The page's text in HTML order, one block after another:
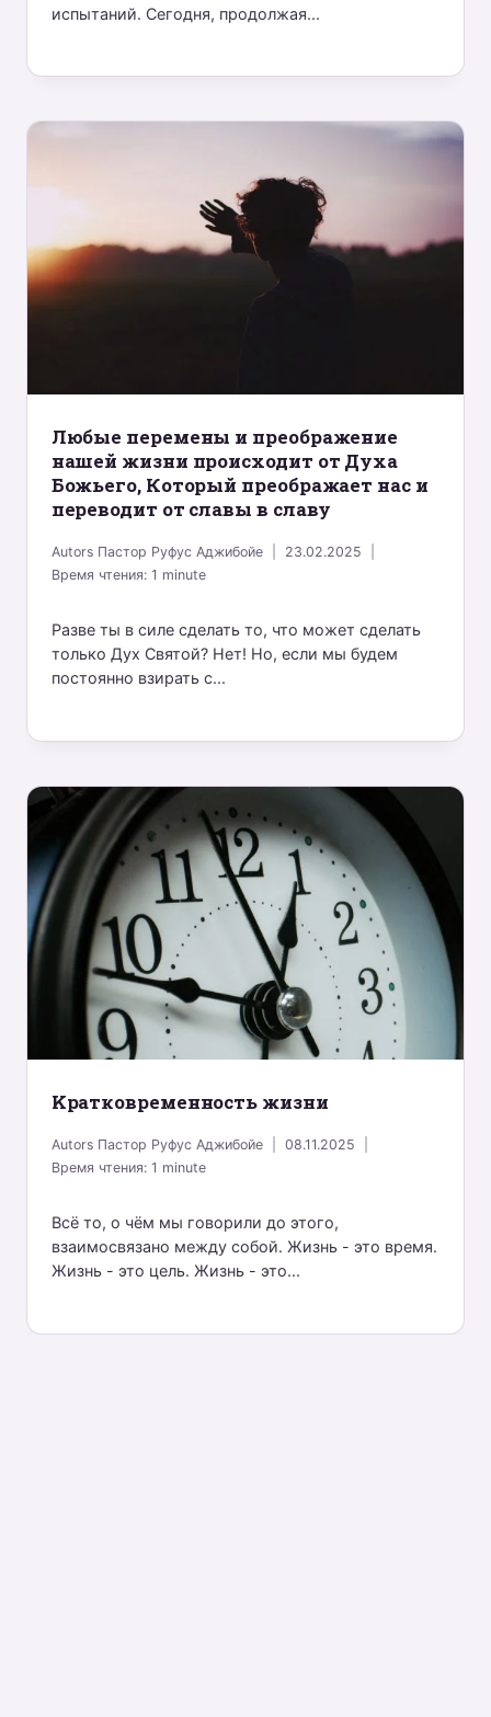
испытаний. Сегодня, продолжая...
Любые перемены и преображение
нашей жизни происходит от Духа
Божьего, Который преображает нас и
переводит от славы в славу
Autors Пастор Руфус Аджибойе
23.02.2025
Время чтения:1 minute
Разве ты в силе сделать то, что может сделать
только Дух Святой? Нет! Но, если мы будем
постоянно взирать с...
Kратковременность жизни
Autors Пастор Руфус Аджибойе
08.11.2025
Время чтения:1 minute
Всё то, о чём мы говорили до этого,
взаимосвязано между собой. Жизнь - это время.
Жизнь - это цель. Жизнь - это...